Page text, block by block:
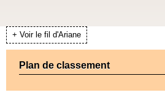
+ Voir le fil d'Ariane
Plan de classement